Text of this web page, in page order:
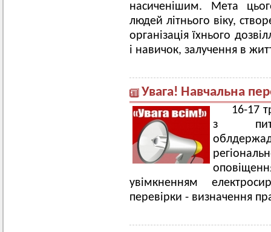
насиченішим. Мета
людей літнього віку,
організація їхнього
і навичок, залучення в
Увага! Навчальна
16-17
з
увімкненням
перевірки - визначення